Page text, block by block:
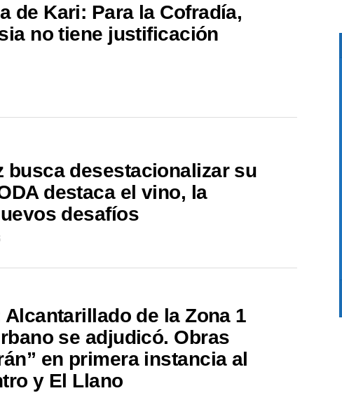
de Kari: Para la Cofradía,
no tiene justificación
busca desestacionalizar su
destaca el vino, la
desafíos
de la Zona 1
se adjudicó. Obras
en primera instancia al
y El Llano